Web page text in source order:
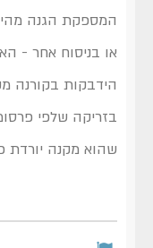
המספקת הגנה
או בניסוח אחר -
הידבקות בקורנה
בזריקה שלפי
שהוא מקנה יורדת